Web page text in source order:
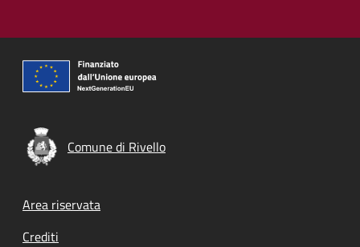
Comune di Rivello
Footer menu
Area riservata
Crediti